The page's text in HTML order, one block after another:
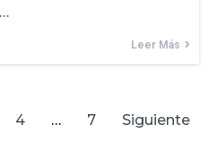
Leer Más
4 … 7 Siguiente